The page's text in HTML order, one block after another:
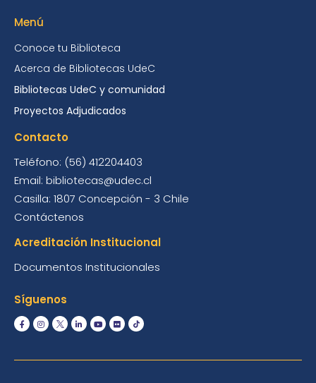
Menú
Conoce tu Biblioteca
Acerca de Bibliotecas UdeC
Bibliotecas UdeC y comunidad
Proyectos Adjudicados
Contacto
Teléfono: (56) 412204403
Email: bibliotecas@udec.cl
Casilla: 1807 Concepción - 3 Chile
Contáctenos
Acreditación Institucional
Documentos Institucionales
Síguenos